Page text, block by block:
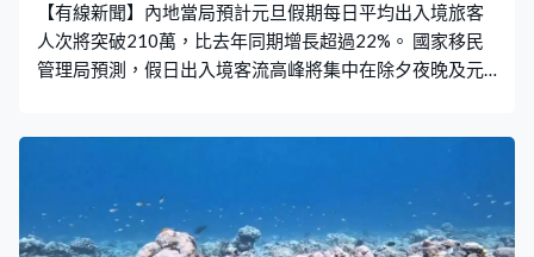
以說來之能戰、戰之能勝、戰之必勝。」 分析認為這次演
練範圍比之前的演習更靠近台灣，同時呼應演習
【有線新聞】內地當局預計元旦假期每日平均出入境旅客
人次將突破210萬，比去年同期增長超過22%。 國家移民
管理局預測，假日出入境客流高峰將集中在除夕夜晚及元
出入境客流，預料分別有24萬、23萬以及10萬人次。 至
於珠海拱北，每日客流量將達40萬人次，港珠澳大橋口岸